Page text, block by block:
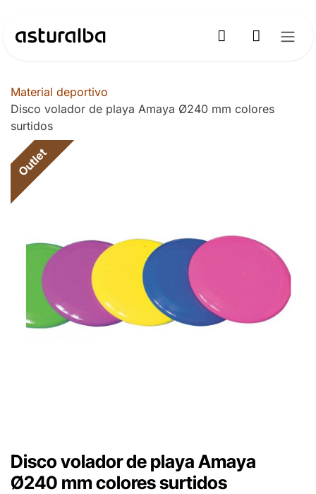
Material deportivo
Disco volador de playa Amaya Ø240 mm colores
surtidos
Outlet
Disco volador de playa Amaya
Ø240 mm colores surtidos